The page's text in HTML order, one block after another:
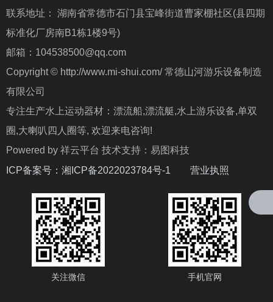
联系地址： 湖南省常德市石门县宝峰街道曹家棚社区(县四期
标准化厂房南B1栋1楼9号)
邮箱：104538500@qq.com
Copyright © http://www.mi-shui.com/ 常德山河游乐设备制造
有限公司
专注生产水上运动器材：漂流船,漂流艇,水上游乐设备,单双
圈,大喇叭四人圈等, 欢迎来电咨询!
Powered by 祥云平台 技术支持：易图科技
ICP备案号： 湘ICP备2022023784号-1 营业执照
关注微信 手机官网